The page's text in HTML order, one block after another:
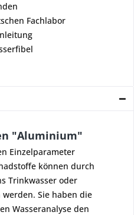
Fachlabor
"Aluminium"
Einzelparameter
können durch
Trinkwasser oder
Sie haben die
Wasseranalyse den